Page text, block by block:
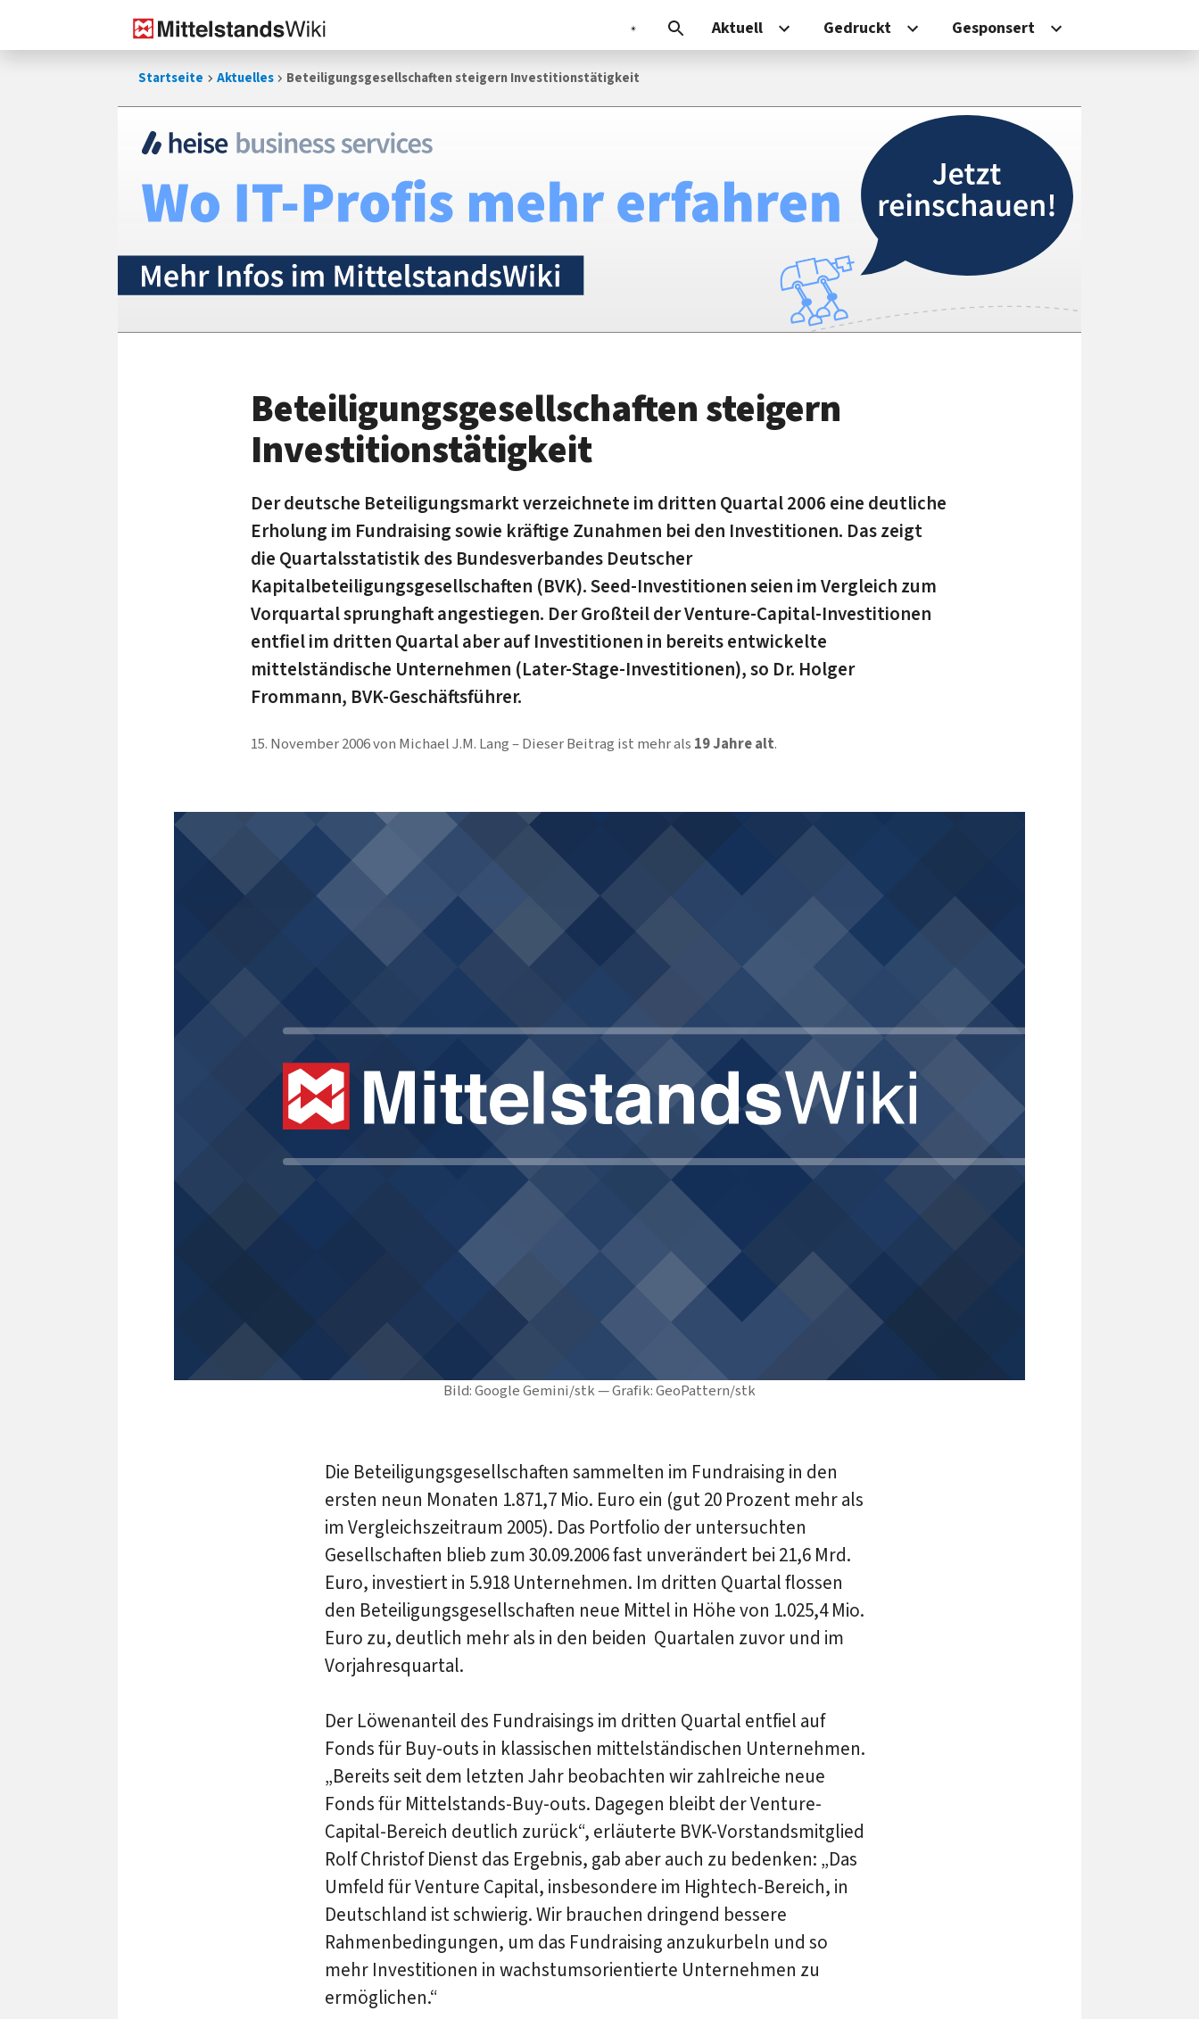
Aktuell Gedruckt Gesponsert
Startseite Aktuelles Beteiligungsgesellschaften steigern Investitionstätigkeit
Bild: Google Gemini/stk — Grafik: GeoPattern/stk
Beteiligungsgesellschaften steigern
Investitionstätigkeit
Der deutsche Beteiligungsmarkt verzeichnete im dritten Quartal 2006 eine deutliche
Erholung im Fundraising sowie kräftige Zunahmen bei den Investitionen. Das zeigt
die Quartalsstatistik des Bundesverbandes Deutscher
Kapitalbeteiligungsgesellschaften (BVK). Seed-Investitionen seien im Vergleich zum
Vorquartal sprunghaft angestiegen. Der Großteil der Venture-Capital-Investitionen
entfiel im dritten Quartal aber auf Investitionen in bereits entwickelte
mittelständische Unternehmen (Later-Stage-Investitionen), so Dr. Holger
Frommann, BVK-Geschäftsführer.
15. November 2006von Michael J.M. Lang Dieser Beitrag ist mehr als 19 Jahre alt.
Die Beteiligungsgesellschaften sammelten im Fundraising in den
ersten neun Monaten 1.871,7 Mio. Euro ein (gut 20 Prozent mehr als
im Vergleichszeitraum 2005). Das Portfolio der untersuchten
Gesellschaften blieb zum 30.09.2006 fast unverändert bei 21,6 Mrd.
Euro, investiert in 5.918 Unternehmen. Im dritten Quartal flossen
den Beteiligungsgesellschaften neue Mittel in Höhe von 1.025,4 Mio.
Euro zu, deutlich mehr als in den beiden Quartalen zuvor und im
Vorjahresquartal.
Der Löwenanteil des Fundraisings im dritten Quartal entfiel auf
Fonds für Buy-outs in klassischen mittelständischen Unternehmen.
„Bereits seit dem letzten Jahr beobachten wir zahlreiche neue
Fonds für Mittelstands-Buy-outs. Dagegen bleibt der Venture-
Capital-Bereich deutlich zurück“, erläuterte BVK-Vorstandsmitglied
Rolf Christof Dienst das Ergebnis, gab aber auch zu bedenken: „Das
Umfeld für Venture Capital, insbesondere im Hightech-Bereich, in
Deutschland ist schwierig. Wir brauchen dringend bessere
Rahmenbedingungen, um das Fundraising anzukurbeln und so
mehr Investitionen in wachstumsorientierte Unternehmen zu
ermöglichen.“